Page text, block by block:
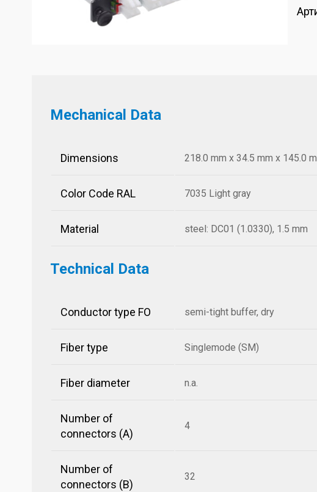
Mechanical Data
Dimensions 218.0 mm x 34.5 mm x 145.0
Color Code RAL 7035 Light gray
Material steel: DC01 (1.0330), 1.5 mm
Technical Data
Conductor type FO semi-tight buffer, dry
Fiber type Singlemode (SM)
Fiber diameter n.a.
Number of
connectors (A)
4
Number of
connectors (B)
32